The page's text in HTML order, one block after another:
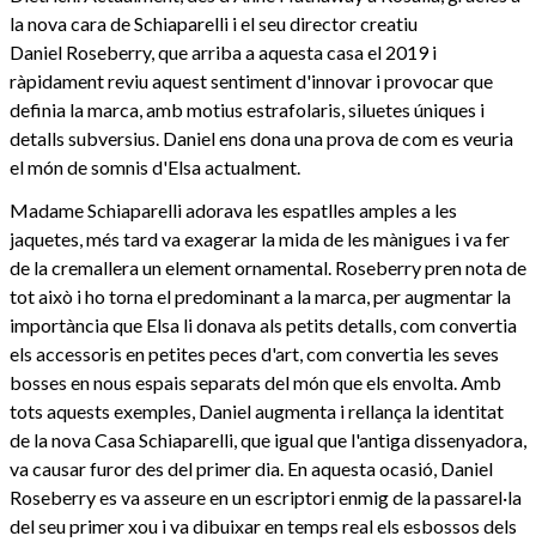
la nova cara de Schiaparelli i el seu director creatiu
Daniel Roseberry, que arriba a aquesta casa el 2019 i
ràpidament reviu aquest sentiment d'innovar i provocar que
definia la marca, amb motius estrafolaris, siluetes úniques i
detalls subversius. Daniel ens dona una prova de com es veuria
el món de somnis d'Elsa actualment.
Madame Schiaparelli adorava les espatlles amples a les
jaquetes, més tard va exagerar la mida de les mànigues i va fer
de la cremallera un element ornamental. Roseberry pren nota de
tot això i ho torna el predominant a la marca, per augmentar la
importància que Elsa li donava als petits detalls, com convertia
els accessoris en petites peces d'art, com convertia les seves
bosses en nous espais separats del món que els envolta. Amb
tots aquests exemples, Daniel augmenta i rellança la identitat
de la nova Casa Schiaparelli, que igual que l'antiga dissenyadora,
va causar furor des del primer dia. En aquesta ocasió, Daniel
Roseberry es va asseure en un escriptori enmig de la passarel·la
del seu primer xou i va dibuixar en temps real els esbossos dels